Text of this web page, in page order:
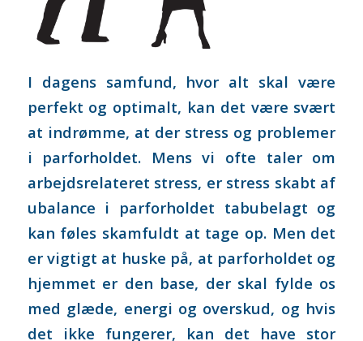
I dagens samfund, hvor alt skal være
perfekt og optimalt, kan det være svært
at indrømme, at der stress og problemer
i parforholdet. Mens vi ofte taler om
arbejdsrelateret stress, er stress skabt af
ubalance i parforholdet tabubelagt og
kan føles skamfuldt at tage op. Men det
er vigtigt at huske på, at parforholdet og
hjemmet er den base, der skal fylde os
med glæde, energi og overskud, og hvis
det ikke fungerer, kan det have stor